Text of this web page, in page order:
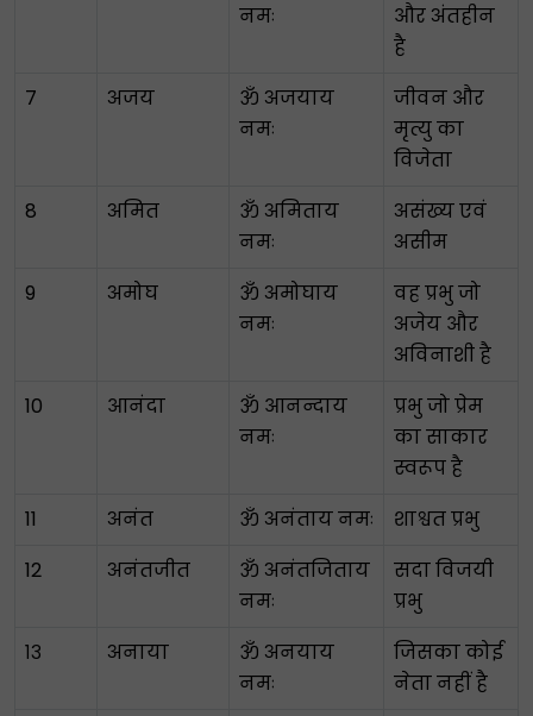
नमः
और अंतहीन
है
7
अजय
ॐ अजयाय
नमः
जीवन और
मृत्यु का
विजेता
8
अमित
ॐ अमिताय
नमः
असंख्य एवं
असीम
9
अमोघ
ॐ अमोघाय
नमः
वह प्रभु जो
अजेय और
अविनाशी है
10
आनंदा
ॐ आनन्दाय
नमः
प्रभु जो प्रेम
का साकार
स्वरूप है
11
अनंत ॐ अनंताय नमः
शाश्वत प्रभु
12
अनंतजीत
ॐ अनंतजिताय
नमः
सदा विजयी
प्रभु
१३
अनाया
ॐ अनयाय
नमः
जिसका कोई
नेता नहीं है